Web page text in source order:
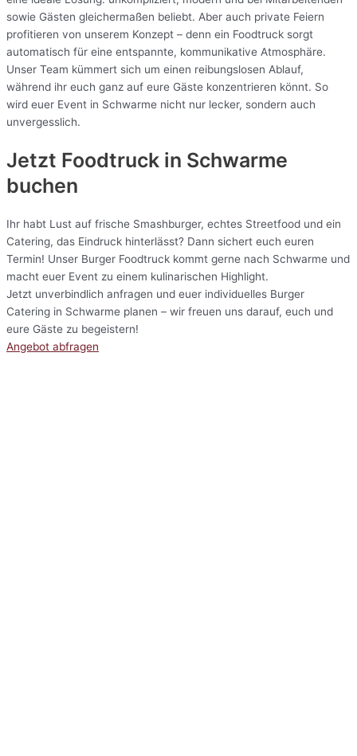
sowie Gästen gleichermaßen beliebt. Aber auch private Feiern
profitieren von unserem Konzept – denn ein Foodtruck sorgt
automatisch für eine entspannte, kommunikative Atmosphäre.
Unser Team kümmert sich um einen reibungslosen Ablauf,
während ihr euch ganz auf eure Gäste konzentrieren könnt. So
wird euer Event in Schwarme nicht nur lecker, sondern auch
unvergesslich.
Jetzt Foodtruck in Schwarme
buchen
Ihr habt Lust auf frische Smashburger, echtes Streetfood und ein
Catering, das Eindruck hinterlässt? Dann sichert euch euren
Termin! Unser Burger Foodtruck kommt gerne nach Schwarme und
macht euer Event zu einem kulinarischen Highlight.
Jetzt unverbindlich anfragen und euer individuelles Burger
Catering in Schwarme planen – wir freuen uns darauf, euch und
eure Gäste zu begeistern!
Angebot abfragen